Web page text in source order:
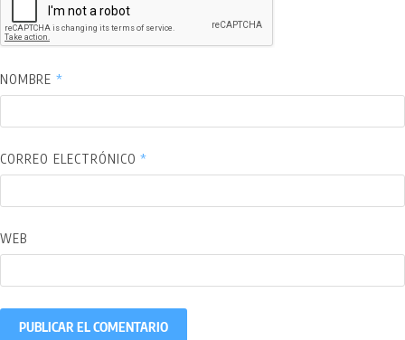
NOMBRE *
CORREO ELECTRÓNICO*
WEB